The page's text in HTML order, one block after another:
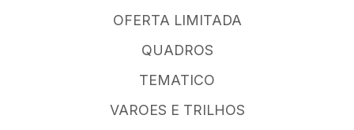
OFERTA LIMITADA
QUADROS
TEMATICO
VAROES E TRILHOS